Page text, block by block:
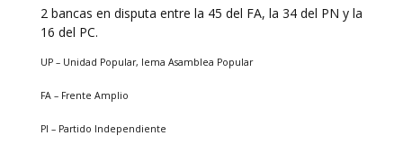
2 bancas en disputa entre la 45 del FA, la 34 del PN y la
16 del PC.
UP – Unidad Popular, lema Asamblea Popular
FA – Frente Amplio
PI – Partido Independiente